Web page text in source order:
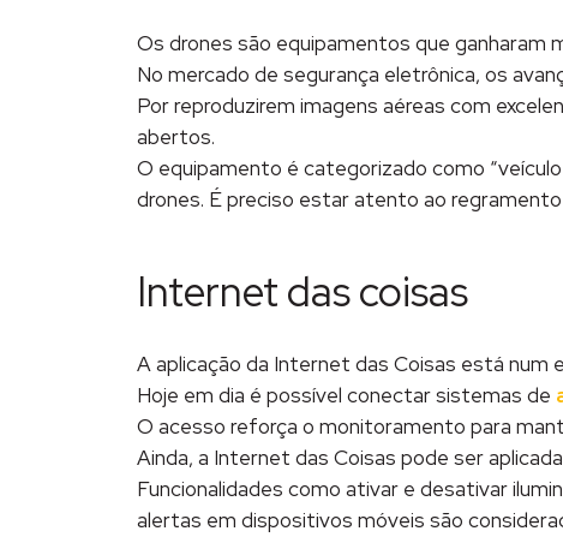
Os drones são equipamentos que ganharam
No mercado de segurança eletrônica, os
Por reproduzirem imagens aéreas com
abertos.
O equipamento é categorizado como
drones. É preciso estar atento ao
Internet das coisas
A aplicação da Internet das Coisas está num
Hoje em dia é possível conectar sistemas de
O acesso reforça o monitoramento para
Ainda, a Internet das Coisas pode ser
Funcionalidades como ativar e desativar
alertas em dispositivos móveis são